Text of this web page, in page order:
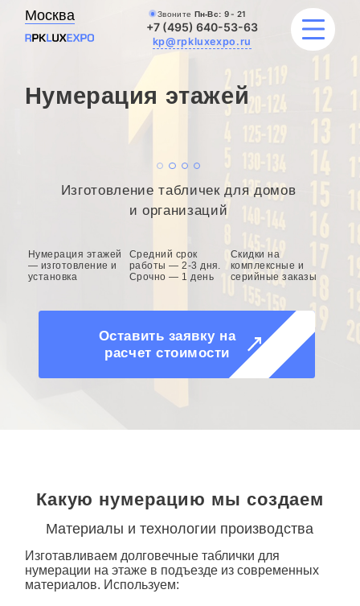
Москва Звоните Пн-Вс: 9 - 21
+7 (495) 640-53-63
kp@rpkluxexpo.ru
НАШИ РАБОТЫ
О КОМПАНИИ
Нумерация этажей
Изготовление табличек для домов
и организаций
Нумерация этажей
— изготовление и
установка
Средний срок
работы — 2-3 дня.
Срочно — 1 день
Скидки на
комплексные и
серийные заказы
Оставить заявку на
расчет стоимости
Какую нумерацию мы создаем
Материалы и технологии производства
Изготавливаем долговечные таблички для
нумерации на этаже в подъезде из современных
материалов. Используем: